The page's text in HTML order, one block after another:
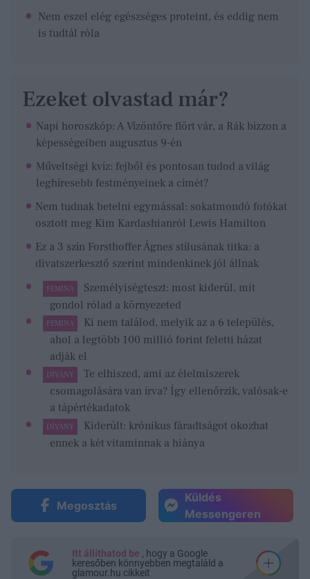
Nem eszel elég egészséges proteint, és eddig nem
is tudtál róla
Ezeket olvastad már?
Napi horoszkóp: A Vízöntőre flört vár, a Rák bízzon a
képességeiben augusztus 9-én
Műveltségi kvíz: fejből és pontosan tudod a világ
leghíresebb festményeinek a címét?
Nem tudnak betelni egymással: sokatmondó fotókat
osztott meg Kim Kardashianról Lewis Hamilton
Ez a 3 szín Forsthoffer Ágnes stílusának titka: a
divatszerkesztő szerint mindenkinek jól állnak
FEMINA
Személyiségteszt: most kiderül, mit
gondol rólad a környezeted
FEMINA
Ki nem találod, melyik az a 6 település,
ahol a legtöbb 100 millió forint feletti házat
adják el
DÍVÁNY
Te elhiszed, ami az élelmiszerek
csomagolására van írva? Így ellenőrzik, valósak-e
a tápértékadatok
DÍVÁNY
Kiderült: krónikus fáradtságot okozhat
ennek a két vitaminnak a hiánya
Megosztás
Küldés
Messengeren
Itt állíthatod be , hogy a Google
keresőben könnyebben megtaláld a
glamour.hu cikkeit